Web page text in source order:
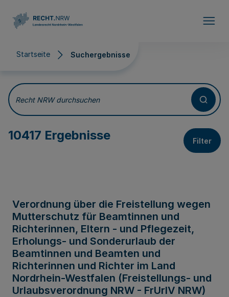
Startseite Suchergebnisse
Suchergebnisse
Recht NRW durchsuchen
10417 Ergebnisse Filter
Verordnung über die Freistellung wegen
Mutterschutz für Beamtinnen und
Richterinnen, Eltern - und Pflegezeit,
Erholungs- und Sonderurlaub der
Beamtinnen und Beamten und
Richterinnen und Richter im Land
Nordrhein-Westfalen (Freistellungs- und
Urlaubsverordnung NRW - FrUrlV NRW)